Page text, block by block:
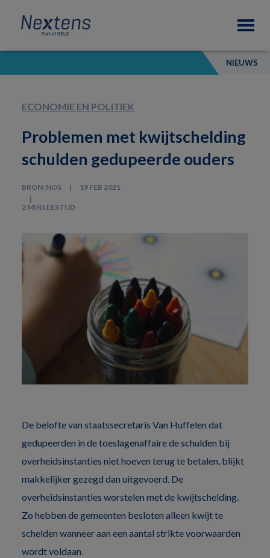
primary
navigation
content
footer
Nextens
Fiscaal
partner
van
NIEUWS
ECONOMIE EN POLITIEK
Problemen met kwijtschelding
schulden gedupeerde ouders
BRON: NOS 19 FEB 2021
2 MIN LEESTIJD
De belofte van staatssecretaris Van Huffelen dat
gedupeerden in de toeslagenaffaire de schulden bij
overheidsinstanties niet hoeven terug te betalen, blijkt
makkelijker gezegd dan uitgevoerd. De
overheidsinstanties worstelen met de kwijtschelding.
Zo hebben de gemeenten besloten alleen kwijt te
schelden wanneer aan een aantal strikte voorwaarden
wordt voldaan.